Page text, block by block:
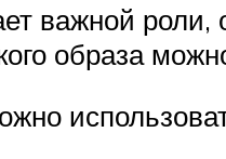
важной
образа